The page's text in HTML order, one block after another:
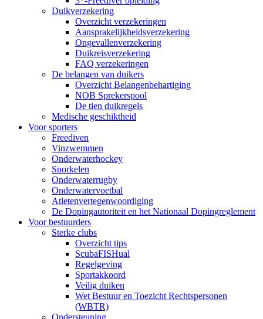
Duikverzekering
Overzicht verzekeringen
Aansprakelijkheidsverzekering
Ongevallenverzekering
Duikreisverzekering
FAQ verzekeringen
De belangen van duikers
Overzicht Belangenbehartiging
NOB Sprekerspool
De tien duikregels
Medische geschiktheid
Voor sporters
Freediven
Vinzwemmen
Onderwaterhockey
Snorkelen
Onderwaterrugby
Onderwatervoetbal
Atletenvertegenwoordiging
De Dopingautoriteit en het Nationaal Dopingreglement
Voor bestuurders
Sterke clubs
Overzicht tips
ScubaFISHual
Regelgeving
Sportakkoord
Veilig duiken
Wet Bestuur en Toezicht Rechtspersonen
(WBTR)
Ondersteuning